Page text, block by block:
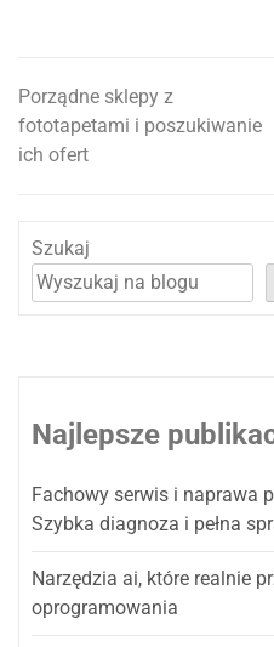
Nawigacja
wpisu
Porządne sklepy z
fototapetami i poszukiwanie
ich ofert
Szukaj
Najlepsze
Fachowy serwis i naprawa
Szybka diagnoza i pełna
Narzędzia ai, które realnie
oprogramowania